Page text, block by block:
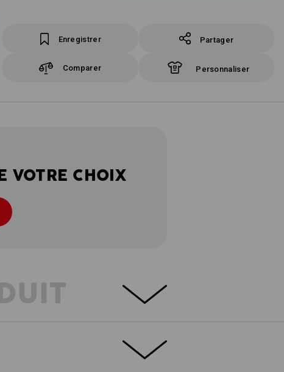
Enregistrer Partager
Comparer Personnaliser
VOTRE CHOIX
avec une grande variété de poches